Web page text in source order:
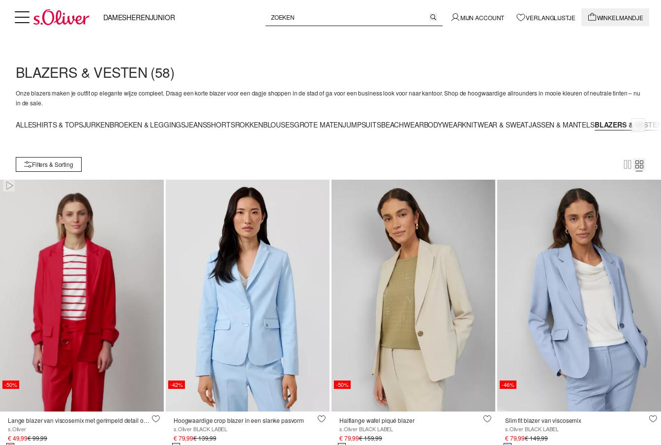
DAMESHERENJUNIOR MIJN ACCOUNT VERLANGLIJSTJE WINKELMANDJE
BLAZERS & VESTEN (58)
Onze blazers maken je outfit op elegante wijze compleet. Draag een korte blazer voor een dagje shoppen in de stad of ga voor een business look voor naar kantoor. Shop de hoogwaardige allrounders in mooie kleuren of neutrale tinten – nu
in de sale.
ALLESHIRTS & TOPSJURKENBROEKEN & LEGGINGSJEANSSHORTSROKKENBLOUSESGROTE MATENJUMPSUITSBEACHWEARBODYWEARKNITWEAR & SWEATJASSEN & MANTELSBLAZERS &
Filters & Sorting
Paused • Muted
-50%
Lange blazer van viscosemix met gerimpeld detail op de mouwen
s.Oliver
€ 49,99€ 99,99
-42%
Hoogwaardige crop blazer in een slanke pasvorm
s.Oliver BLACK LABEL
€ 79,99€ 139,99
-50%
Halflange wafel piqué blazer
s.Oliver BLACK LABEL
€ 79,99€ 159,99
-46%
Slim fit blazer van viscosemix
s.Oliver BLACK LABEL
€ 79,99€ 149,99